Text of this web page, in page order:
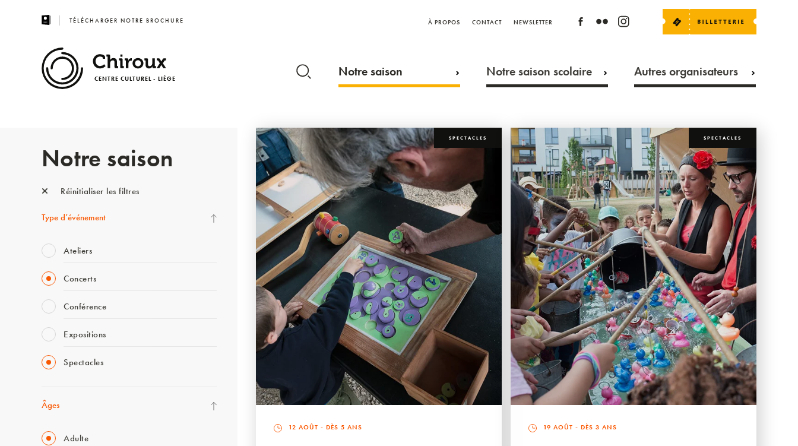
TÉLÉCHARGER NOTRE BROCHURE À PROPOS CONTACT NEWSLETTER
CENTRE CULTUREL - LIÈGE Notre saison Notre saison scolaire Autres organisateurs
Notre saison
Réinitialiser les filtres
Type d’événement
Ateliers
Concerts
Conférence
Expositions
Spectacles
Âges
Adulte
SPECTACLES
12 AOÛT - DÈS 5 ANS
SPECTACLES
19 AOÛT - DÈS 3 ANS